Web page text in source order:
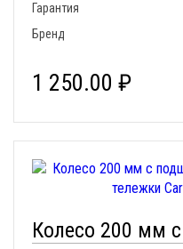
Гарантия
Бренд
1 250.00 ₽
Колесо 200 мм